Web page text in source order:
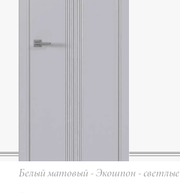
Белый матовый - Экошпон - светлые